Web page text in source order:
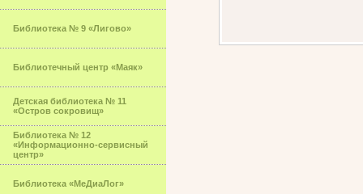
Библиотека № 9 «Лигово»
Библиотечный центр «Маяк»
Детская библиотека № 11
«Остров сокровищ»
Библиотека № 12
«Информационно-сервисный
центр»
Библиотека «МеДиаЛог»